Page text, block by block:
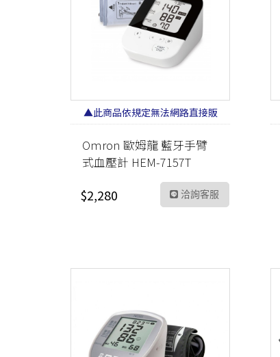
▲此商品依規定無法網路直接販
售 請加LINE洽詢▲
Omron 歐姆龍 藍牙手臂
式血壓計 HEM-7157T
$2,280 洽詢客服